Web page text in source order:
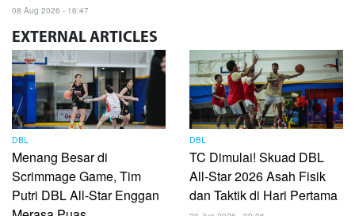
08 Aug 2026 - 16:47
EXTERNAL ARTICLES
DBL
Menang Besar di
Scrimmage Game, Tim
Putri DBL All-Star Enggan
DBL
TC Dimulai! Skuad DBL
All-Star 2026 Asah Fisik
dan Taktik di Hari Pertama